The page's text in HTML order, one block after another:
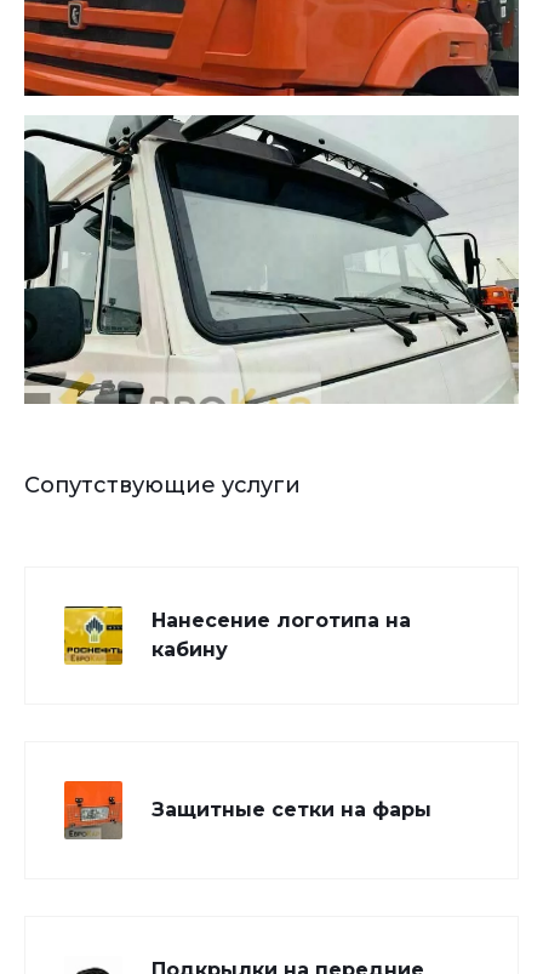
Сопутствующие услуги
Нанесение логотипа на
кабину
Защитные сетки на фары